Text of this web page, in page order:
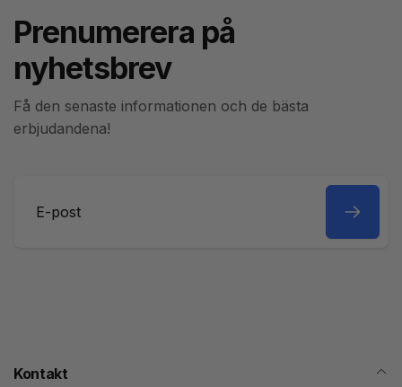
Prenumerera på
nyhetsbrev
Få den senaste informationen och de bästa
erbjudandena!
Kontakt